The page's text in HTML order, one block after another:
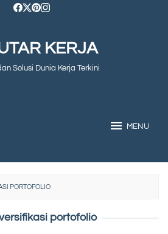
KERJA
Solusi Dunia Kerja Terkini
MENU
PORTOFOLIO
portofolio